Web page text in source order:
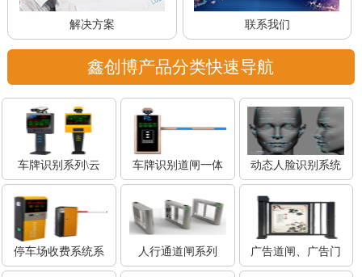
解决方案 联系我们
鑫创博产品分类快速导航
车牌识别系列\云 车牌识别道闸一体 动态人脸识别系统
停车场收费系统系 人行通道闸系列 广告道闸、广告门